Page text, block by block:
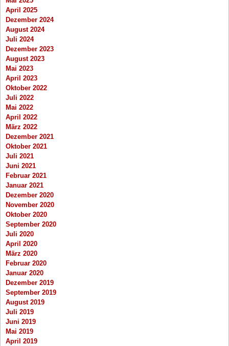
April 2025
Dezember 2024
August 2024
Juli 2024
Dezember 2023
August 2023
Mai 2023
April 2023
Oktober 2022
Juli 2022
Mai 2022
April 2022
März 2022
Dezember 2021
Oktober 2021
Juli 2021
Juni 2021
Februar 2021
Januar 2021
Dezember 2020
November 2020
Oktober 2020
September 2020
Juli 2020
April 2020
März 2020
Februar 2020
Januar 2020
Dezember 2019
September 2019
August 2019
Juli 2019
Juni 2019
Mai 2019
April 2019